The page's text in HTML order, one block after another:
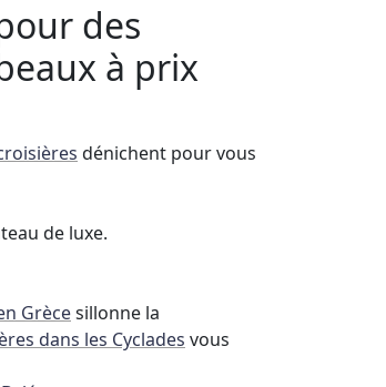
des
à prix
dénichent pour vous
de luxe.
Grècesillonne la
dans les Cyclades vous